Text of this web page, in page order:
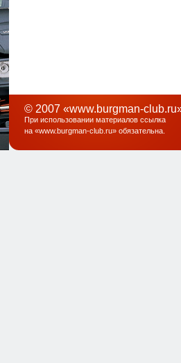
© 2007 «www.burgman-
При использовании материалов ссылка
на «www.burgman-club.ru» обязательна